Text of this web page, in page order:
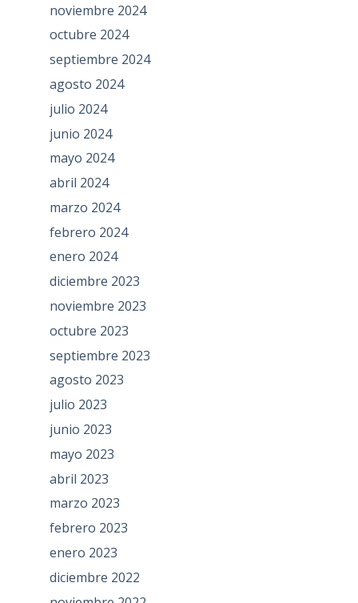
noviembre 2024
octubre 2024
septiembre 2024
agosto 2024
julio 2024
junio 2024
mayo 2024
abril 2024
marzo 2024
febrero 2024
enero 2024
diciembre 2023
noviembre 2023
octubre 2023
septiembre 2023
agosto 2023
julio 2023
junio 2023
mayo 2023
abril 2023
marzo 2023
febrero 2023
enero 2023
diciembre 2022